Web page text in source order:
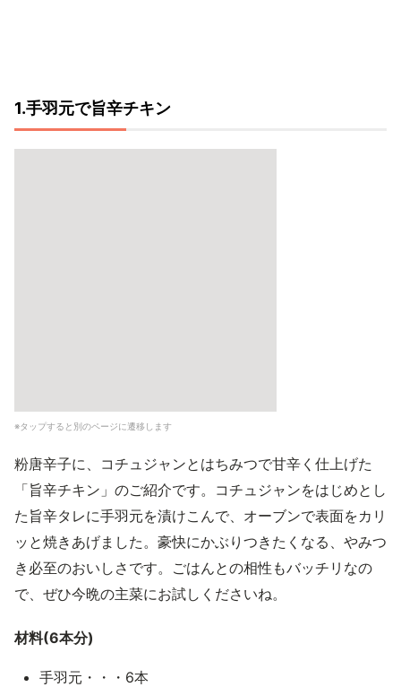
1.手羽元で旨辛チキン
※タップすると別のページに遷移します
粉唐辛子に、コチュジャンとはちみつで甘辛く仕上げた
「旨辛チキン」のご紹介です。コチュジャンをはじめとし
た旨辛タレに手羽元を漬けこんで、オーブンで表面をカリ
ッと焼きあげました。豪快にかぶりつきたくなる、やみつ
き必至のおいしさです。ごはんとの相性もバッチリなの
で、ぜひ今晩の主菜にお試しくださいね。
材料(6本分)
手羽元・・・6本